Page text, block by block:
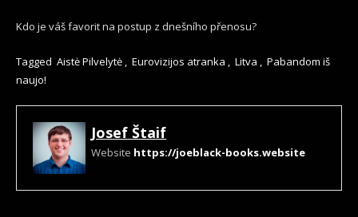
Kdo je váš favorit na postup z dnešního přenosu?
Tagged Aistė Pilvelytė Eurovizijos atranka Litva
Pabandom iš
naujo!
Josef Štaif
Website https://joeblack-books.website